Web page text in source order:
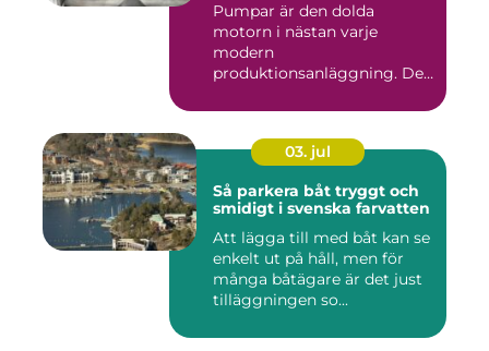
Pumpar är den dolda
motorn i nästan varje
modern
produktionsanläggning. De
03. jul
Så parkera båt tryggt och
smidigt i svenska farvatten
Att lägga till med båt kan se
enkelt ut på håll, men för
många båtägare är det just
tilläggningen so...